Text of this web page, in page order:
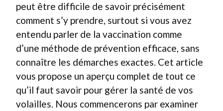
peut être difficile de savoir précisément
comment s’y prendre, surtout si vous avez
entendu parler de la vaccination comme
d’une méthode de prévention efficace, sans
connaître les démarches exactes. Cet article
vous propose un aperçu complet de tout ce
qu’il faut savoir pour gérer la santé de vos
volailles. Nous commencerons par examiner